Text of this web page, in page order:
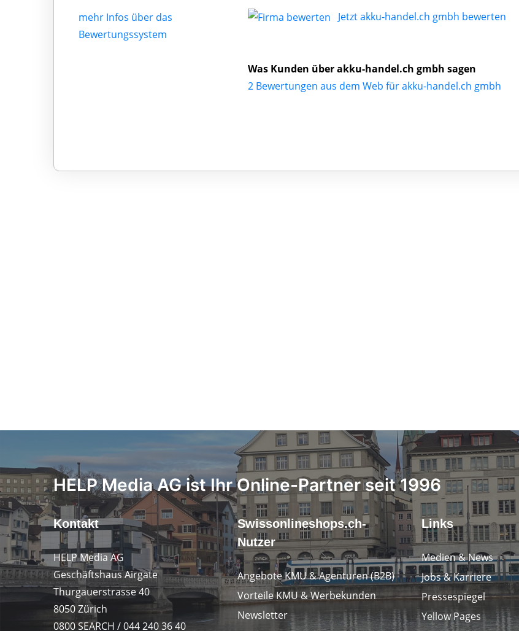
mehr Infos über das
Bewertungssystem
Jetzt akku-handel.ch gmbh bewerten
Was Kunden über akku-handel.ch gmbh sagen
2 Bewertungen aus dem Web für akku-handel.ch gmbh
HELP Media AG ist Ihr Online-Partner seit 1996
Kontakt
HELP Media AG
Geschäftshaus Airgate
Thurgauerstrasse 40
8050 Zürich
0800 SEARCH / 044 240 36 40
Swissonlineshops.ch-
Nutzer
Angebote KMU & Agenturen (B2B)
Vorteile KMU & Werbekunden
Newsletter
Links
Medien & News
Jobs & Karriere
Pressespiegel
Yellow Pages